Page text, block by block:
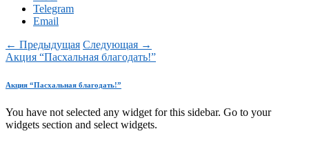
Telegram
Email
← Предыдущая Следующая →
Акция “Пасхальная благодать!”
Акция “Пасхальная благодать!”
You have not selected any widget for this sidebar. Go to your
widgets section and select widgets.